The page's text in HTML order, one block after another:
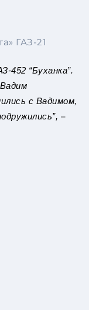
ГАЗ-21
452 “Буханка”.
с Вадимом,
–